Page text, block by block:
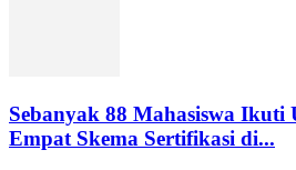
Sebanyak 88 Mahasiswa Ikuti
Empat Skema Sertifikasi di...